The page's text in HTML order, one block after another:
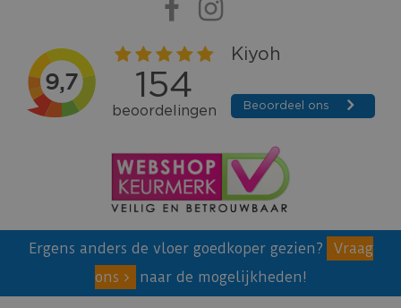
Ergens anders de vloer goedkoper gezien?
Vraag
ons
naar de mogelijkheden!